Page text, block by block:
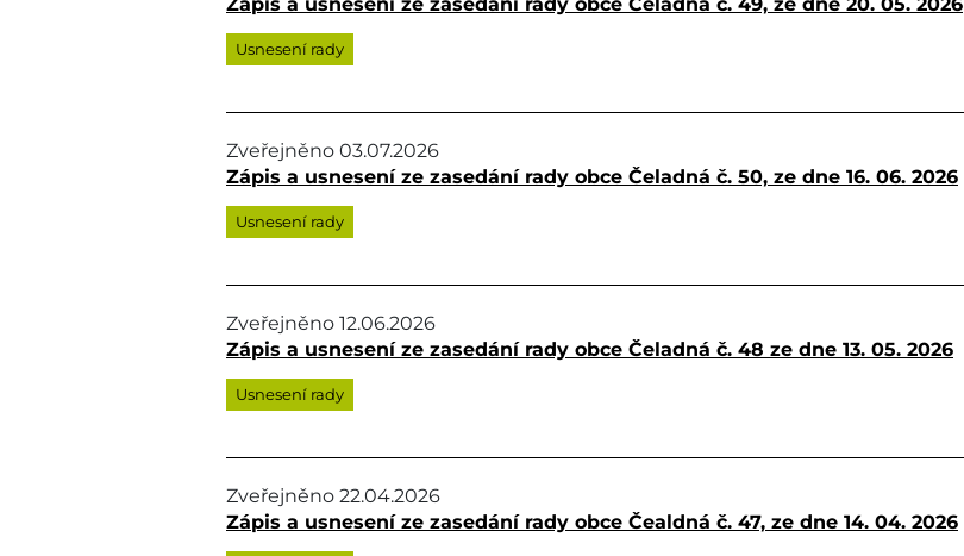
Usnesení rady
Zveřejněno 03.07.2026
Zápis a usnesení ze zasedání rady obce Čeladná č. 50, ze dne 16. 06. 2026
Usnesení rady
Zveřejněno 12.06.2026
Zápis a usnesení ze zasedání rady obce Čeladná č. 48 ze dne 13. 05. 2026
Usnesení rady
Zveřejněno 22.04.2026
Zápis a usnesení ze zasedání rady obce Čealdná č. 47, ze dne 14. 04. 2026